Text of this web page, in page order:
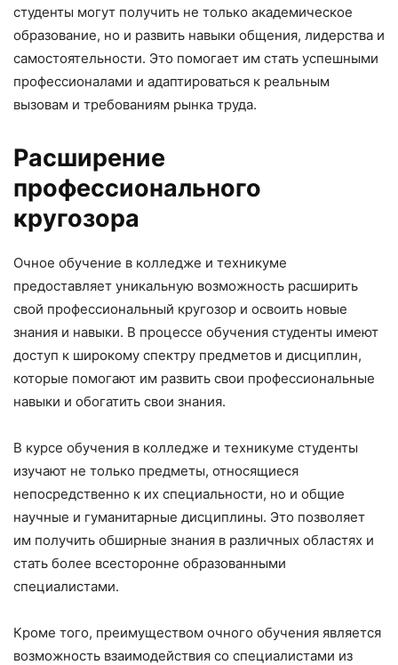
студенты могут получить не только академическое
образование, но и развить навыки общения, лидерства и
самостоятельности. Это помогает им стать успешными
профессионалами и адаптироваться к реальным
вызовам и требованиям рынка труда.
Расширение
профессионального
кругозора
Очное обучение в колледже и техникуме
предоставляет уникальную возможность расширить
свой профессиональный кругозор и освоить новые
знания и навыки. В процессе обучения студенты имеют
доступ к широкому спектру предметов и дисциплин,
которые помогают им развить свои профессиональные
навыки и обогатить свои знания.
В курсе обучения в колледже и техникуме студенты
изучают не только предметы, относящиеся
непосредственно к их специальности, но и общие
научные и гуманитарные дисциплины. Это позволяет
им получить обширные знания в различных областях и
стать более всесторонне образованными
специалистами.
Кроме того, преимуществом очного обучения является
возможность взаимодействия со специалистами из